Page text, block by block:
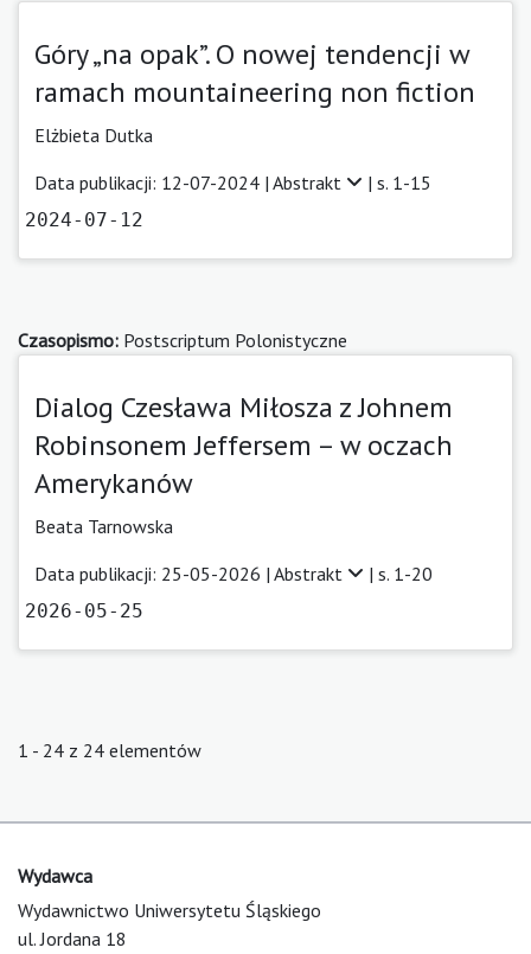
Góry „na opak”. O nowej tendencji w
ramach mountaineering non fiction
Elżbieta Dutka
Data publikacji: 12-07-2024 | Abstrakt | s. 1-15
2024-07-12
Czasopismo: Postscriptum Polonistyczne
Dialog Czesława Miłosza z Johnem
Robinsonem Jeffersem – w oczach
Amerykanów
Beata Tarnowska
Data publikacji: 25-05-2026 | Abstrakt | s. 1-20
2026-05-25
1 - 24 z 24 elementów
Wydawca
Wydawnictwo Uniwersytetu Śląskiego
ul. Jordana 18